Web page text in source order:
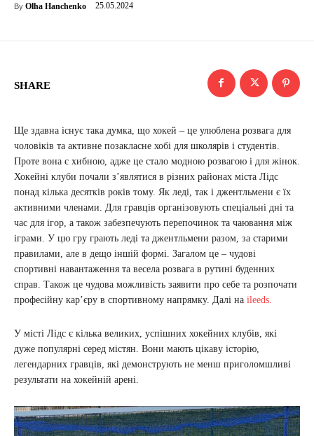
By Olha Hanchenko 25.05.2024
SHARE
Ще здавна існує така думка, що хокей – це улюблена розвага для
чоловіків та активне позакласне хобі для школярів і студентів.
Проте вона є хибною, адже це стало модною розвагою і для жінок.
Хокейні клуби почали з’являтися в різних районах міста Лідс
понад кілька десятків років тому. Як леді, так і джентльмени є їх
активними членами. Для гравців організовують спеціальні дні та
час для ігор, а також забезпечують перепочинок та чаювання між
іграми. У цю гру грають леді та джентльмени разом, за старими
правилами, але в дещо іншій формі. Загалом це – чудові
спортивні навантаження та весела розвага в рутині буденних
справ. Також це чудова можливість заявити про себе та розпочати
професійну кар’єру в спортивному напрямку. Далі на ileeds.
У місті Лідс є кілька великих, успішних хокейних клубів, які
дуже популярні серед містян. Вони мають цікаву історію,
легендарних гравців, які демонструють не менш приголомшливі
результати на хокейній арені.